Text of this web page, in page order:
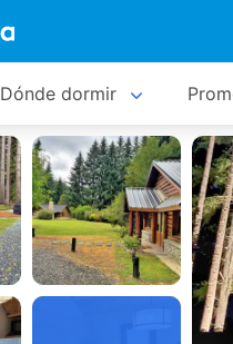
Dónde dormir